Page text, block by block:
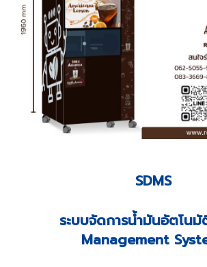
SDMS
ระบบจัดการน้ำมันอัตโนมั
Management